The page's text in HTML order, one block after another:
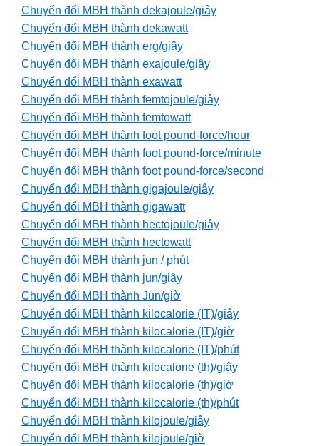
Chuyển đổi MBH thành dekajoule/giây
Chuyển đổi MBH thành dekawatt
Chuyển đổi MBH thành erg/giây
Chuyển đổi MBH thành exajoule/giây
Chuyển đổi MBH thành exawatt
Chuyển đổi MBH thành femtojoule/giây
Chuyển đổi MBH thành femtowatt
Chuyển đổi MBH thành foot pound-force/hour
Chuyển đổi MBH thành foot pound-force/minute
Chuyển đổi MBH thành foot pound-force/second
Chuyển đổi MBH thành gigajoule/giây
Chuyển đổi MBH thành gigawatt
Chuyển đổi MBH thành hectojoule/giây
Chuyển đổi MBH thành hectowatt
Chuyển đổi MBH thành jun / phút
Chuyển đổi MBH thành jun/giây
Chuyển đổi MBH thành Jun/giờ
Chuyển đổi MBH thành kilocalorie (IT)/giây
Chuyển đổi MBH thành kilocalorie (IT)/giờ
Chuyển đổi MBH thành kilocalorie (IT)/phút
Chuyển đổi MBH thành kilocalorie (th)/giây
Chuyển đổi MBH thành kilocalorie (th)/giờ
Chuyển đổi MBH thành kilocalorie (th)/phút
Chuyển đổi MBH thành kilojoule/giây
Chuyển đổi MBH thành kilojoule/giờ